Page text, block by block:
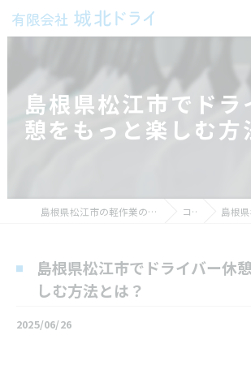
島根県松江市でドラ
憩をもっと楽しむ方
島根県松江市の軽作業の求人なら有限会社城北ドライ コラム 島根県松江市
島根県松江市でドライバー休
しむ方法とは？
2025/06/26